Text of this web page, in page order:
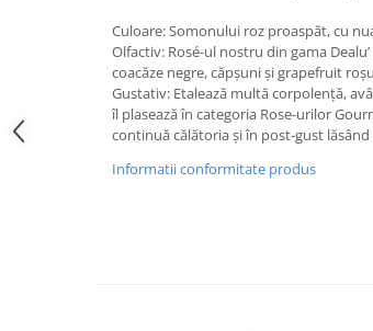
Crama BALLA GEZA
Vinuri SPANIA
Vinuri SPECIALE
Domeniile Prince MATEI
Domeniile SÂMBUREȘTI
Culoare: Somonului roz proaspăt, cu
Olfactiv: Rosé-ul nostru din gama
coacăze negre, căpşuni şi grapefruit
Gustativ: Etalează multă corpolenţă,
îl plasează în categoria Rose-urilor
continuă călătoria şi în post-gust
Informatii conformitate produs